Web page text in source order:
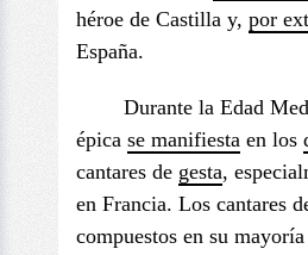
héroe de Castilla y, por
España.
Durante la Edad
épica se manifiesta en los
cantares de gesta,
en Francia. Los cantares
compuestos en su